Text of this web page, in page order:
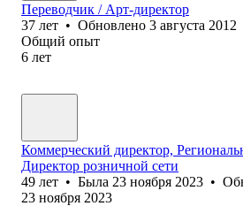
Переводчик / Арт-директор
37 лет • Обновлено 3 августа 2012
Общий опыт
6 лет
Коммерческий директор,
Директор розничной сети
49 лет • Была 23 ноября 2023 •
23 ноября 2023